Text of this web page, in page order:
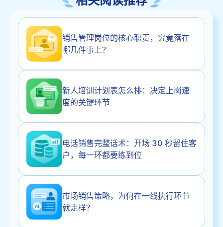
销售管理岗位的核心职责，究竟落在
哪几件事上？
新人培训计划表怎么排：决定上岗速
度的关键环节
电话销售完整话术：开场 30 秒留住客
户，每一环都要练到位
市场销售策略，为何在一线执行环节
就走样？